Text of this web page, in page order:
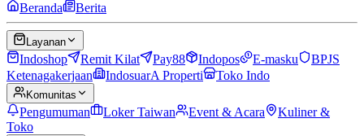
Beranda Berita
Layanan
Indoshop Remit Kilat Pay88 Indopos E-masku
BPJS
Ketenagakerjaan
IndosuarA Properti Toko Indo
Komunitas
Pengumuman Loker Taiwan Event & Acara
Kuliner &
Toko